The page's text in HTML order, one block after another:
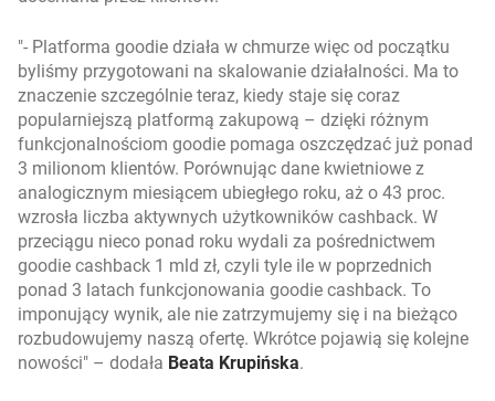
- Platforma goodie działa w chmurze więc od początku
byliśmy przygotowani na skalowanie działalności. Ma to
znaczenie szczególnie teraz, kiedy staje się coraz
popularniejszą platformą zakupową – dzięki różnym
funkcjonalnościom goodie pomaga oszczędzać już ponad
3 milionom klientów. Porównując dane kwietniowe z
analogicznym miesiącem ubiegłego roku, aż o 43 proc.
wzrosła liczba aktywnych użytkowników cashback. W
przeciągu nieco ponad roku wydali za pośrednictwem
goodie cashback 1 mld zł, czyli tyle ile w poprzednich
ponad 3 latach funkcjonowania goodie cashback. To
imponujący wynik, ale nie zatrzymujemy się i na bieżąco
rozbudowujemy naszą ofertę. Wkrótce pojawią się kolejne
nowości – dodała Beata Krupińska.